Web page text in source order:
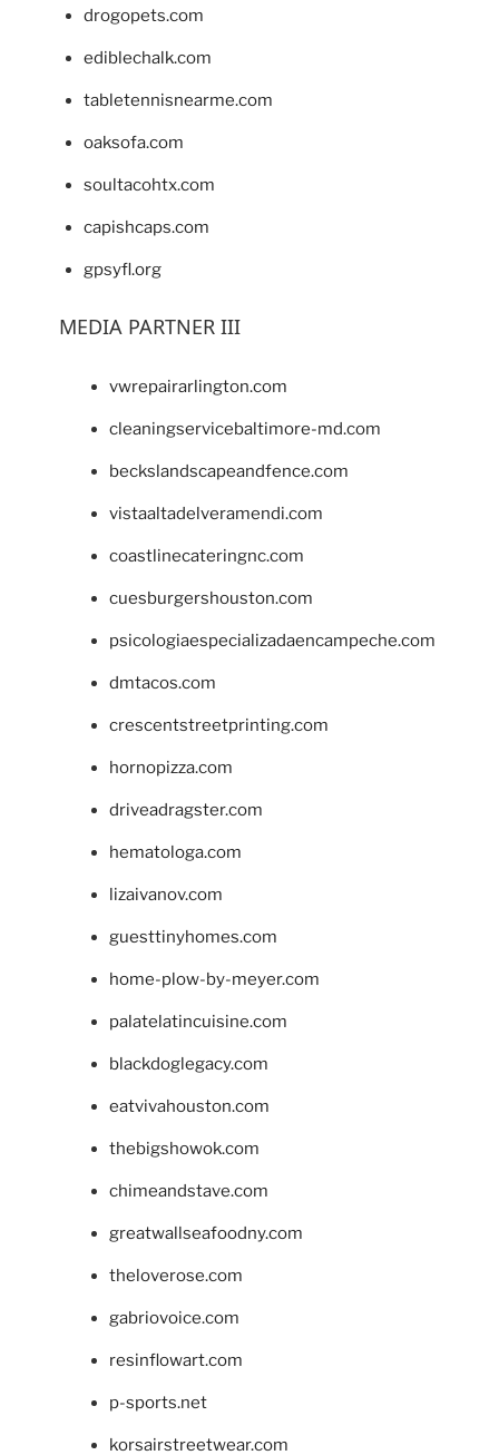
drogopets.com
ediblechalk.com
tabletennisnearme.com
oaksofa.com
soultacohtx.com
capishcaps.com
gpsyfl.org
MEDIA PARTNER III
vwrepairarlington.com
cleaningservicebaltimore-md.com
beckslandscapeandfence.com
vistaaltadelveramendi.com
coastlinecateringnc.com
cuesburgershouston.com
psicologiaespecializadaencampeche.com
dmtacos.com
crescentstreetprinting.com
hornopizza.com
driveadragster.com
hematologa.com
lizaivanov.com
guesttinyhomes.com
home-plow-by-meyer.com
palatelatincuisine.com
blackdoglegacy.com
eatvivahouston.com
thebigshowok.com
chimeandstave.com
greatwallseafoodny.com
theloverose.com
gabriovoice.com
resinflowart.com
p-sports.net
korsairstreetwear.com